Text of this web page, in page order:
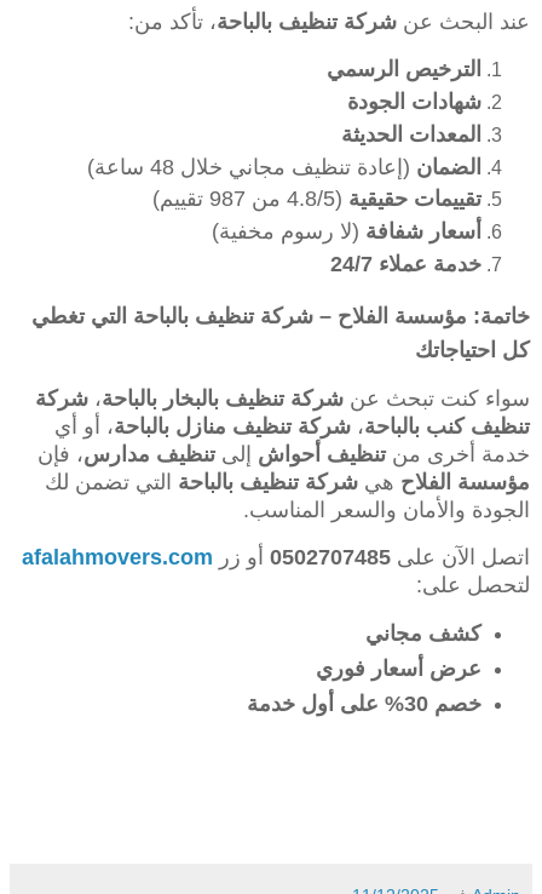
عند البحث عن شركة تنظيف بالباحة، تأكد من:
الترخيص الرسمي
شهادات الجودة
المعدات الحديثة
الضمان (إعادة تنظيف مجاني خلال 48 ساعة)
تقييمات حقيقية (4.8/5 من 987 تقييم)
أسعار شفافة (لا رسوم مخفية)
خدمة عملاء 24/7
خاتمة: مؤسسة الفلاح – شركة تنظيف بالباحة التي تغطي
كل احتياجاتك
سواء كنت تبحث عن شركة تنظيف بالبخار بالباحة، شركة
تنظيف كنب بالباحة، شركة تنظيف منازل بالباحة، أو أي
خدمة أخرى من تنظيف أحواش إلى تنظيف مدارس، فإن
مؤسسة الفلاح هي شركة تنظيف بالباحة التي تضمن لك
الجودة والأمان والسعر المناسب.
اتصل الآن على 0502707485 أو زر afalahmovers.com
لتحصل على:
كشف مجاني
عرض أسعار فوري
خصم 30% على أول خدمة